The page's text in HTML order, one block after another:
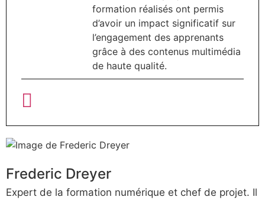
formation réalisés ont permis
d’avoir un impact significatif sur
l’engagement des apprenants
grâce à des contenus multimédia
de haute qualité.
Frederic Dreyer
Expert de la formation numérique et chef de projet. Il